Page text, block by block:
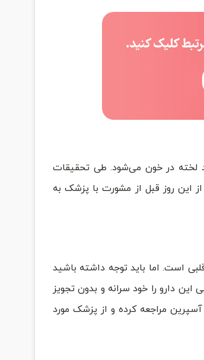
لخته در خون می‌شود. طی تحقیقات
افزایش می دهد. از این روز قبل از مشورت با پزشک به
است. اما باید توجه داشته باشید
این دارو را خود سرانه و بدون تجویز
مراجعه کرده و از پزشک مورد